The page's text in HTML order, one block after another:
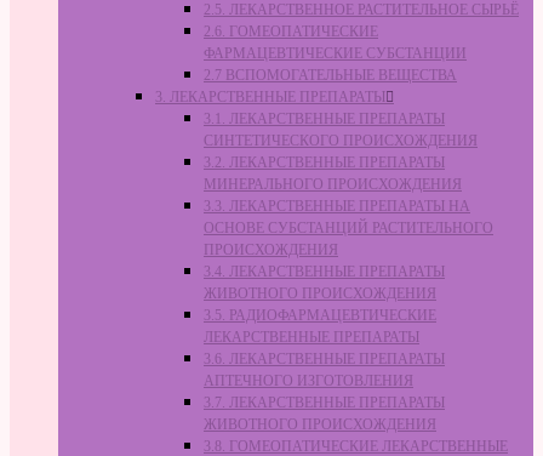
2.5. ЛЕКАРСТВЕННОЕ РАСТИТЕЛЬНОЕ СЫРЬЁ
2.6. ГОМЕОПАТИЧЕСКИЕ
ФАРМАЦЕВТИЧЕСКИЕ СУБСТАНЦИИ
2.7 ВСПОМОГАТЕЛЬНЫЕ ВЕЩЕСТВА
3. ЛЕКАРСТВЕННЫЕ ПРЕПАРАТЫ
3.1. ЛЕКАРСТВЕННЫЕ ПРЕПАРАТЫ
СИНТЕТИЧЕСКОГО ПРОИСХОЖДЕНИЯ
3.2. ЛЕКАРСТВЕННЫЕ ПРЕПАРАТЫ
МИНЕРАЛЬНОГО ПРОИСХОЖДЕНИЯ
3.3. ЛЕКАРСТВЕННЫЕ ПРЕПАРАТЫ НА
ОСНОВЕ СУБСТАНЦИЙ РАСТИТЕЛЬНОГО
ПРОИСХОЖДЕНИЯ
3.4. ЛЕКАРСТВЕННЫЕ ПРЕПАРАТЫ
ЖИВОТНОГО ПРОИСХОЖДЕНИЯ
3.5. РАДИОФАРМАЦЕВТИЧЕСКИЕ
ЛЕКАРСТВЕННЫЕ ПРЕПАРАТЫ
3.6. ЛЕКАРСТВЕННЫЕ ПРЕПАРАТЫ
АПТЕЧНОГО ИЗГОТОВЛЕНИЯ
3.7. ЛЕКАРСТВЕННЫЕ ПРЕПАРАТЫ
ЖИВОТНОГО ПРОИСХОЖДЕНИЯ
3.8. ГОМЕОПАТИЧЕСКИЕ ЛЕКАРСТВЕННЫЕ